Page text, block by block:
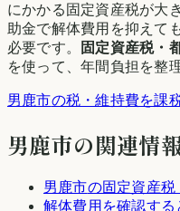
にかかる固定資産税が大
助金で解体費用を抑えて
必要です。
固定資産税・
を使って、年間負担を整
男鹿市の税・維持費を課
男鹿市の関連情
男鹿市の固定資産
解体費用を確認す